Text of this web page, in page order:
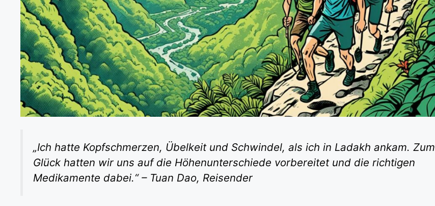
„Ich hatte Kopfschmerzen, Übelkeit und Schwindel, als ich in Ladakh ankam. Zum
Glück hatten wir uns auf die Höhenunterschiede vorbereitet und die richtigen
Medikamente dabei.“ – Tuan Dao, Reisender